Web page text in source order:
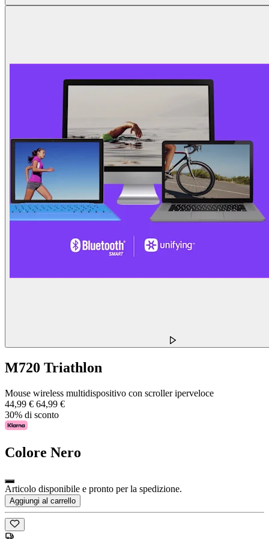
M720 Triathlon
Mouse wireless multidispositivo con scroller iperveloce
44,99 € 64,99 €
30% di sconto
Colore Nero
Articolo disponibile e pronto per la spedizione.
Aggiungi al carrello